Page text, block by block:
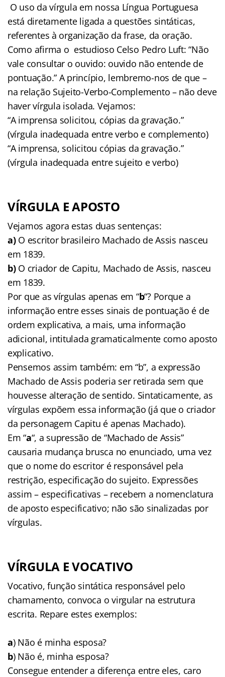
O uso da vírgula em nossa Língua Portuguesa
está diretamente ligada a questões sintáticas,
referentes à organização da frase, da oração.
Como afirma o estudioso Celso Pedro Luft: “Não
vale consultar o ouvido: ouvido não entende de
pontuação.” A princípio, lembremo-nos de que –
na relação Sujeito-Verbo-Complemento – não deve
haver vírgula isolada. Vejamos:
“A imprensa solicitou, cópias da gravação.”
(vírgula inadequada entre verbo e complemento)
“A imprensa, solicitou cópias da gravação.”
(vírgula inadequada entre sujeito e verbo)
VÍRGULA E APOSTO
Vejamos agora estas duas sentenças:
a)O escritor brasileiro Machado de Assis nasceu
em 1839.
b) O criador de Capitu, Machado de Assis, nasceu
em 1839.
Por que as vírgulas apenas em “b“? Porque a
informação entre esses sinais de pontuação é de
ordem explicativa, a mais, uma informação
adicional, intitulada gramaticalmente como aposto
explicativo.
Pensemos assim também: em “b”, a expressão
Machado de Assis poderia ser retirada sem que
houvesse alteração de sentido. Sintaticamente, as
vírgulas expõem essa informação (já que o criador
da personagem Capitu é apenas Machado).
Em “a“, a supressão de “Machado de Assis”
causaria mudança brusca no enunciado, uma vez
que o nome do escritor é responsável pela
restrição, especificação do sujeito. Expressões
assim – especificativas – recebem a nomenclatura
de aposto especificativo; não são sinalizadas por
vírgulas.
VÍRGULA E VOCATIVO
Vocativo, função sintática responsável pelo
chamamento, convoca o virgular na estrutura
escrita. Repare estes exemplos:
a) Não é minha esposa?
b) Não é, minha esposa?
Consegue entender a diferença entre eles, caro